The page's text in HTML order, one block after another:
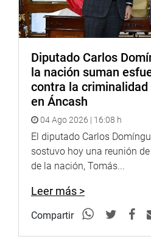
Diputado Carlos
la nación suman
contra la criminalidad
en Áncash
04 Ago 2026 | 16:08 h
El diputado Carlos
sostuvo hoy una reunión
de la nación, Tomás...
Leer más >
Compartir